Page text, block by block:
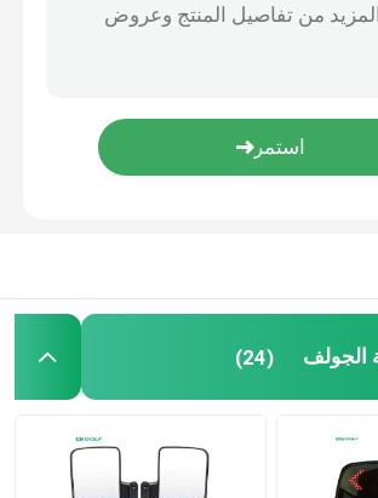
كهربائي
فليب
لعربة الجولف
الجولف
الجولف (24)